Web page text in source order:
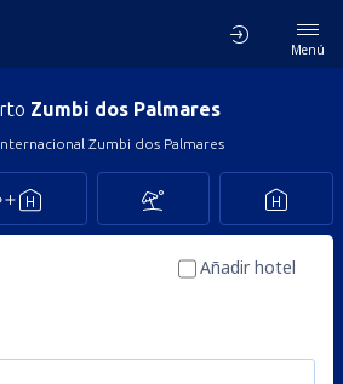
Menú
Zumbi dos Palmares
Zumbi dos Palmares
Añadir hotel